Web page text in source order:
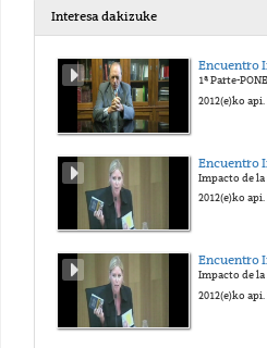
2015(e)ko abe.
2015(e)ko abe.
Interesa dakizuke
2012(e)ko api.
2012(e)ko api.
2012(e)ko api.